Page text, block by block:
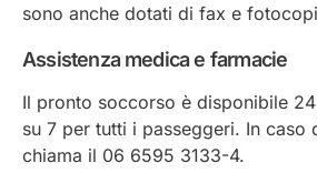
sono anche dotati di fax e
Assistenza medica e farmacie
Il pronto soccorso è disponibile
su 7 per tutti i passeggeri. In caso
chiama il 06 6595 3133-4.